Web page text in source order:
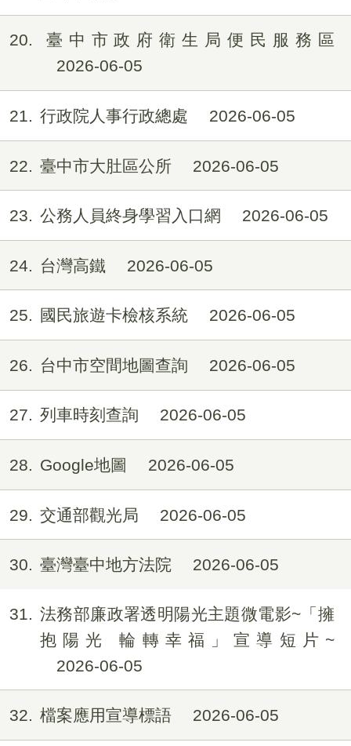
20
臺中市政府衛生局便民服務區
2026-06-05
21 行政院人事行政總處 2026-06-05
22 臺中市大肚區公所 2026-06-05
23 公務人員終身學習入口網 2026-06-05
24 台灣高鐵 2026-06-05
25 國民旅遊卡檢核系統 2026-06-05
26 台中市空間地圖查詢 2026-06-05
27 列車時刻查詢 2026-06-05
28 Google地圖 2026-06-05
29 交通部觀光局 2026-06-05
30 臺灣臺中地方法院 2026-06-05
31
法務部廉政署透明陽光主題微電影~「擁
抱陽光 輪轉幸福」宣導短片~
2026-06-05
32 檔案應用宣導標語 2026-06-05